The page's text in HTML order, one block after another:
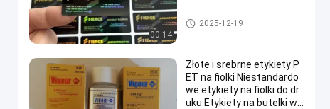
00:14
Niestandardowe etykiety fiolek
2025-12-19
Złote i srebrne etykiety P
ET na fiolki Niestandardo
we etykiety na fiolki do dr
uku Etykiety na butelki w